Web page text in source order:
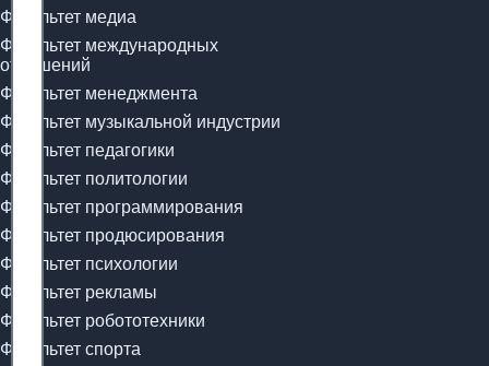
Факультет медиа
Факультет международных
отношений
Факультет менеджмента
Факультет музыкальной индустрии
Факультет педагогики
Факультет политологии
Факультет программирования
Факультет продюсирования
Факультет психологии
Факультет рекламы
Факультет робототехники
Факультет спорта